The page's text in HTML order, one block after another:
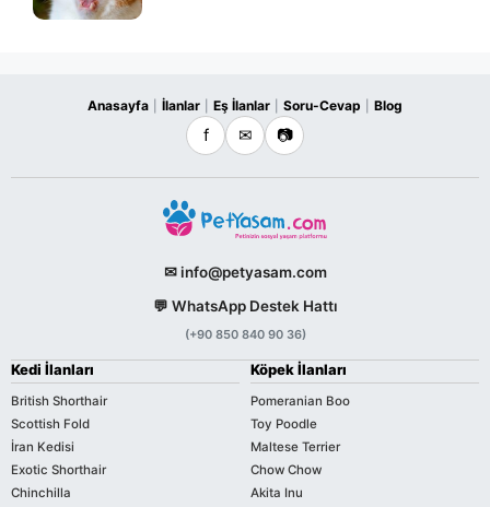
Anasayfa İlanlar Eş İlanlar Soru-Cevap Blog
f ✉ 📷
✉ info@petyasam.com
💬 WhatsApp Destek Hattı
(+90 850 840 90 36)
Kedi İlanları
British Shorthair
Scottish Fold
İran Kedisi
Exotic Shorthair
Chinchilla
Köpek İlanları
Pomeranian Boo
Toy Poodle
Maltese Terrier
Chow Chow
Akita Inu